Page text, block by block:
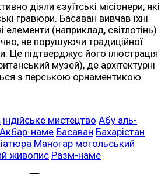
діяли єзуїтські місіонери, які
гравюри. Басаван вивчав їхні
елементи (наприклад, світлотінь)
не порушуючи традиційної
Це підтверджує його ілюстрація
музей), де архітектурні
з перською орнаментикою.
індійське мистецтво Абу аль-
Акбар-наме Басаван Бахарістан
Маногар могольський
живопис Разм-наме